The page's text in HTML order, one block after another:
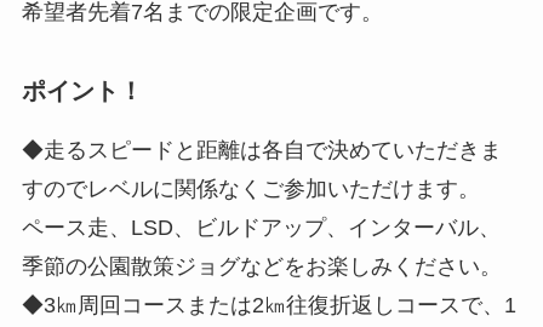
希望者先着7名までの限定企画です。
ポイント！
◆走るスピードと距離は各自で決めていただきま
すのでレベルに関係なくご参加いただけます。
ペース走、LSD、ビルドアップ、インターバル、
季節の公園散策ジョグなどをお楽しみください。
◆3㎞周回コースまたは2㎞往復折返しコースで、1